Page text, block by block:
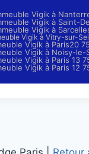
Vigik à
Vigik à Saint-
Vigik à
Vigik à Vitry-sur-
Vigik à Paris20
Vigik à Noisy-le-
Vigik à Paris 13
Vigik à Paris 12